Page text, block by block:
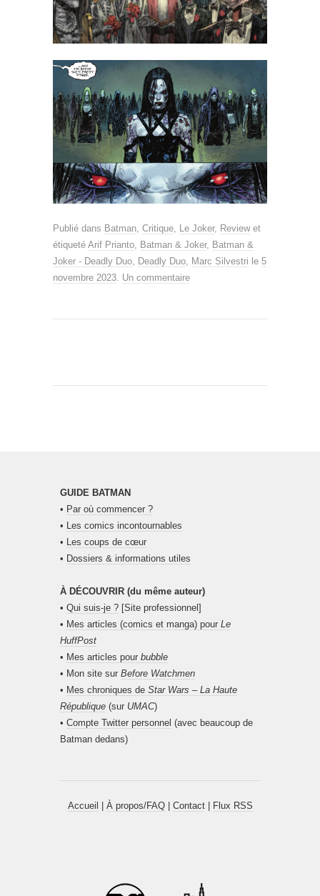
Publié dans Batman, Critique, Le Joker, Reviewet
étiqueté Arif Prianto, Batman & Joker, Batman &
Joker - Deadly Duo, Deadly Duo, Marc Silvestri le 5
novembre 2023. Un commentaire
GUIDE BATMAN
• Par où commencer ?
• Les comics incontournables
• Les coups de cœur
• Dossiers & informations utiles
À DÉCOUVRIR (du même auteur)
• Qui suis-je ? [Site professionnel]
• Mes articles (comics et manga) pour Le
HuffPost
• Mes articles pour bubble
• Mon site sur Before Watchmen
• Mes chroniques de Star Wars – La Haute
République (sur UMAC)
• Compte Twitter personnel (avec beaucoup de
Batman dedans)
Accueil À propos/FAQ| Contact| Flux RSS